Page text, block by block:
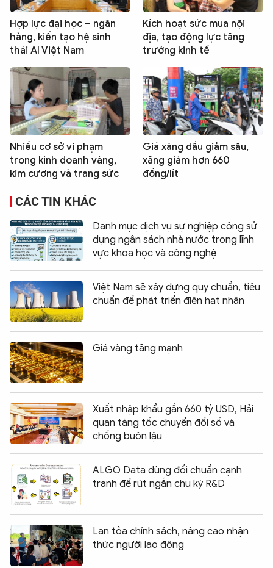
Hợp lực đại học – ngân
hàng, kiến tạo hệ sinh
thái AI Việt Nam
Kích hoạt sức mua nội
địa, tạo động lực tăng
trưởng kinh tế
Nhiều cơ sở vi phạm
trong kinh doanh vàng,
kim cương và trang sức
Giá xăng dầu giảm sâu,
xăng giảm hơn 660
đồng/lít
CÁC TIN KHÁC
Danh mục dịch vụ sự nghiệp công sử
dụng ngân sách nhà nước trong lĩnh
vực khoa học và công nghệ
Việt Nam sẽ xây dựng quy chuẩn, tiêu
chuẩn để phát triển điện hạt nhân
Giá vàng tăng mạnh
Xuất nhập khẩu gần 660 tỷ USD, Hải
quan tăng tốc chuyển đổi số và
chống buôn lậu
ALGO Data dùng đối chuẩn cạnh
tranh để rút ngắn chu kỳ R&D
Lan tỏa chính sách, nâng cao nhận
thức người lao động